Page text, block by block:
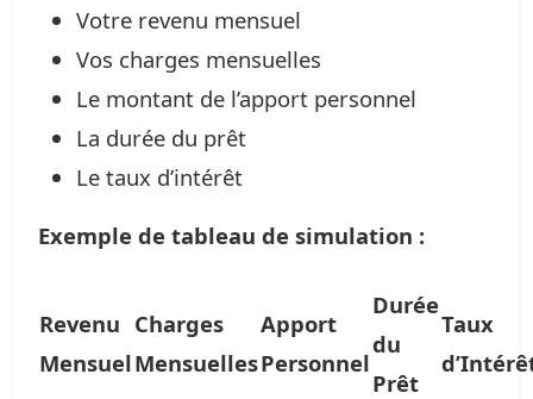
Votre revenu mensuel
Vos charges mensuelles
Le montant de l’apport personnel
La durée du prêt
Le taux d’intérêt
Exemple de tableau de simulation :
Revenu
Mensuel
Charges
Mensuelles
Apport
Personnel
Durée
du
Prêt
Taux